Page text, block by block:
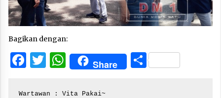
Bagikan dengan:
Facebook
Twitter
WhatsApp
Share Share
Wartawan : Vita Pakai~